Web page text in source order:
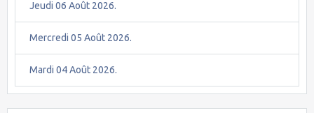
Jeudi 06 Août 2026.
Mercredi 05 Août 2026.
Mardi 04 Août 2026.